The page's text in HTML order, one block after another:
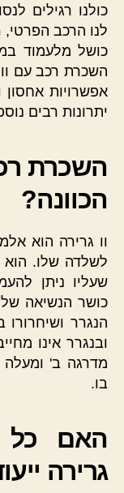
כולנו רגילים
לנו הרכב
כושל מלעמוד
השכרת רכב עם
אפשרויות
יתרונות רבים
השכרת
הכוונה?
וו גרירה הוא
לשלדה שלו. הוא
שעליו ניתן
כושר הנשיאה
הנגרר
ובנגרר אינו
מדרגה ב' ומעלה
בו.
האם כל
גרירה